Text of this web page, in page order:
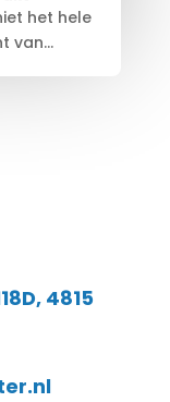
het hele
van...
4815